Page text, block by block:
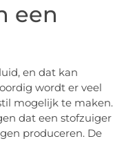
een
en dat kan
wordt er veel
mogelijk te maken.
dat een stofzuiger
produceren. De